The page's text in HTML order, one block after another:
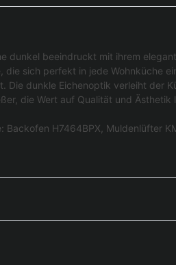
dunkel beeindruckt mit ihrem
sich perfekt in jede Wohnküche
dunkle Eichenoptik verleiht der
die Wert auf Qualität und Ästhetik
H7464BPX, Muldenlüfter